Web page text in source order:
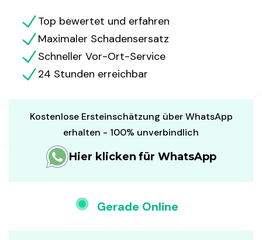
Top bewertet und erfahren
Maximaler Schadensersatz
Schneller Vor-Ort-Service
24 Stunden erreichbar
Kostenlose Ersteinschätzung über WhatsApp
erhalten - 100% unverbindlich
Hier klicken für WhatsApp
Gerade Online